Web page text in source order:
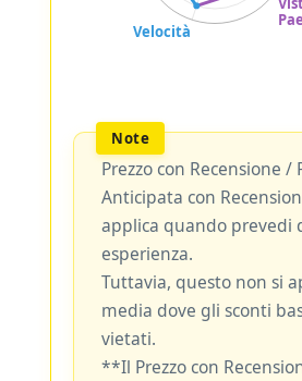
Prezzo con Recensione
Anticipata con
applica quando prevedi
esperienza.
Tuttavia, questo non si
media dove gli sconti
vietati.
**Il Prezzo con